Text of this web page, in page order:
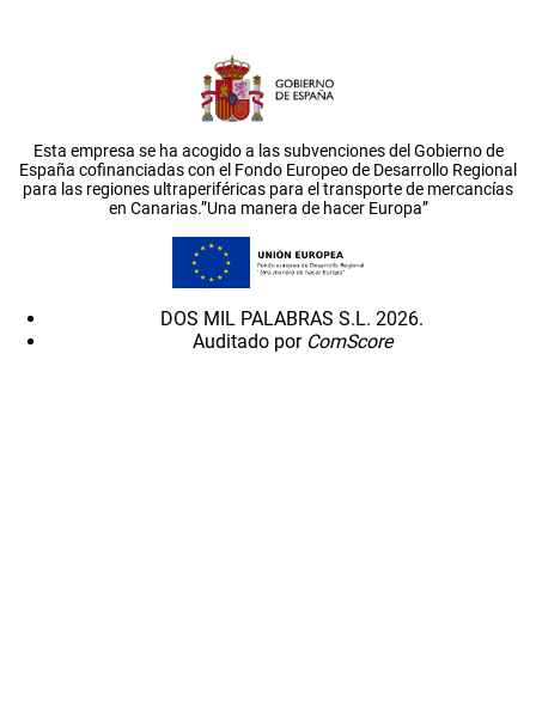
Esta empresa se ha acogido a las subvenciones del Gobierno de
España cofinanciadas con el Fondo Europeo de Desarrollo Regional
para las regiones ultraperiféricas para el transporte de mercancías
en Canarias.”Una manera de hacer Europa”
DOS MIL PALABRAS S.L. 2026.
Auditado por ComScore